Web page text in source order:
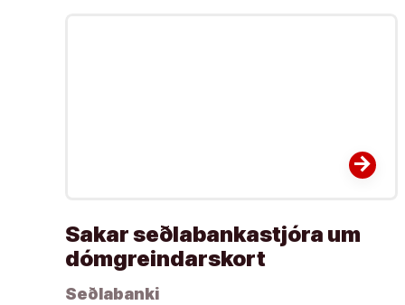
arrow_forward
Sakar seðlabankastjóra um
dómgreindarskort
Seðlabanki